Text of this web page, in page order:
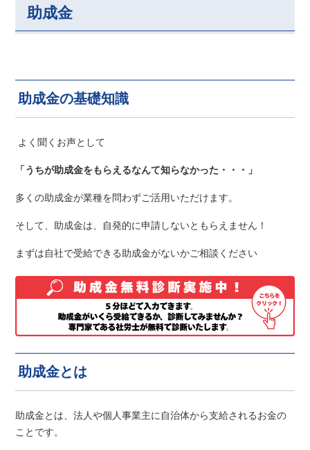
助成金
助成金の基礎知識
よく聞くお声として
「うちが助成金をもらえるなんて知らなかった・・・」
多くの助成金が業種を問わずご活用いただけます。
そして、助成金は、自発的に申請しないともらえません！
まずは自社で受給できる助成金がないかご相談ください
助成金とは
助成金とは、法人や個人事業主に自治体から支給されるお金の
ことです。